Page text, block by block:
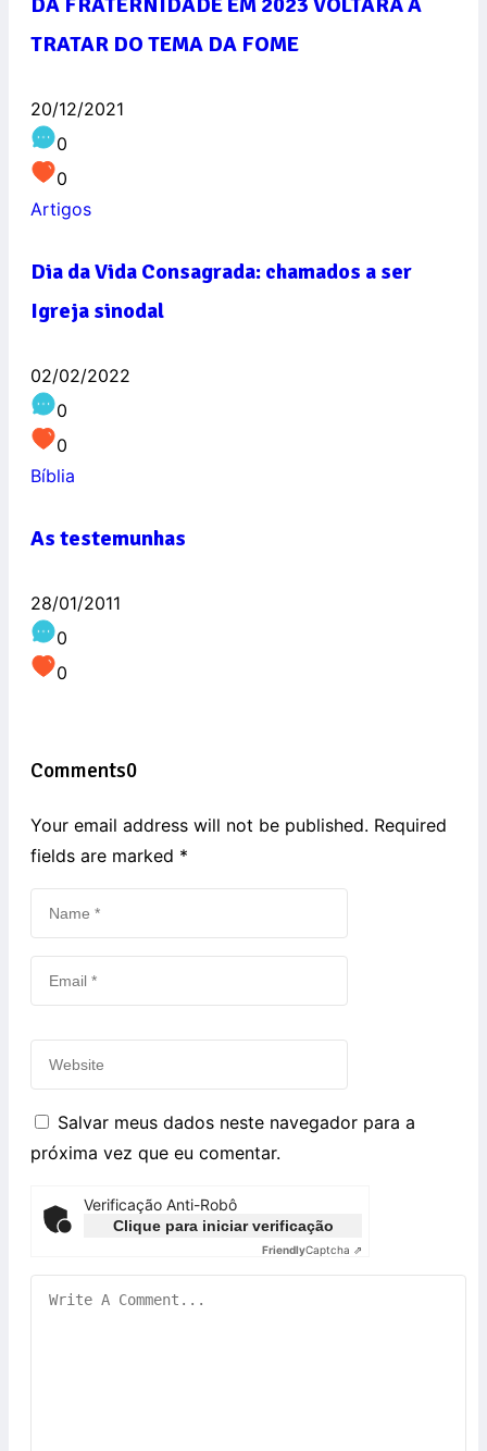
TRATAR DO TEMA DA FOME
20/12/2021
0
0
Artigos
Dia da Vida Consagrada: chamados a ser
Igreja sinodal
02/02/2022
0
0
Bíblia
As testemunhas
28/01/2011
0
0
Comments0
Your email address will not be published. Required
fields are marked *
Salvar meus dados neste navegador para a
próxima vez que eu comentar.
Verificação Anti-Robô
Clique para iniciar verificação
FriendlyCaptcha ⇗